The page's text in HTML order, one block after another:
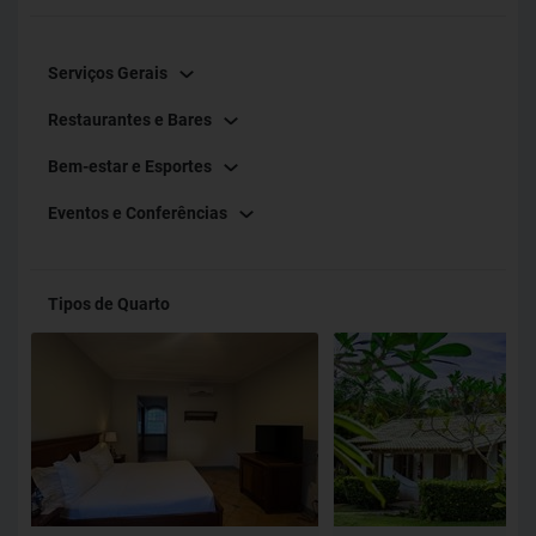
Serviços Gerais
Restaurantes e Bares
Bem-estar e Esportes
Eventos e Conferências
Tipos de Quarto